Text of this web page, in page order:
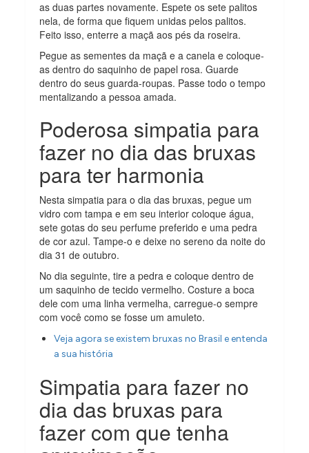
as duas partes novamente. Espete os sete palitos
nela, de forma que fiquem unidas pelos palitos.
Feito isso, enterre a maçã aos pés da roseira.
Pegue as sementes da maçã e a canela e coloque-
as dentro do saquinho de papel rosa. Guarde
dentro do seus guarda-roupas. Passe todo o tempo
mentalizando a pessoa amada.
Poderosa simpatia para
fazer no dia das bruxas
para ter harmonia
Nesta simpatia para o dia das bruxas, pegue um
vidro com tampa e em seu interior coloque água,
sete gotas do seu perfume preferido e uma pedra
de cor azul. Tampe-o e deixe no sereno da noite do
dia 31 de outubro.
No dia seguinte, tire a pedra e coloque dentro de
um saquinho de tecido vermelho. Costure a boca
dele com uma linha vermelha, carregue-o sempre
com você como se fosse um amuleto.
Veja agora se existem bruxas no Brasil e entenda
a sua história
Simpatia para fazer no
dia das bruxas para
fazer com que tenha